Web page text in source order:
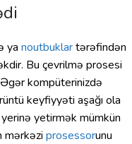
ya noutbuklartərəfindən
Bu çevrilmə prosesi
kompüterinizdə
keyfiyyəti aşağı ola
yetirmək mümkün
mərkəzi prosessorunu